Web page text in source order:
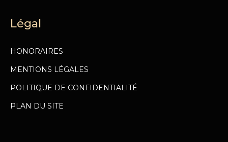
Légal
HONORAIRES
MENTIONS LÉGALES
POLITIQUE DE CONFIDENTIALITÉ
PLAN DU SITE